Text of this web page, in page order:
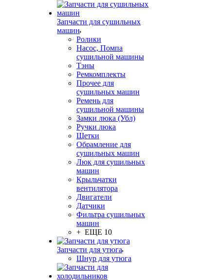
Запчасти для сушильных
машин
Ролики
Насос, Помпа
сушильной машины
Тэны
Ремкомплекты
Прочее для
сушильных машин
Ремень для
сушильной машины
Замки люка (Убл)
Ручки люка
Щетки
Обрамление для
сушильных машин
Люк для сушильных
машин
Крыльчатки
вентилятора
Двигатели
Датчики
Фильтра сушильных
машин
+ ЕЩЕ 10
Запчасти для утюга
Шнур для утюга